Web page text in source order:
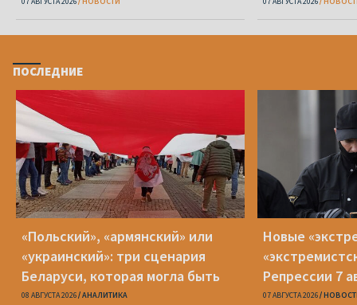
ПОСЛЕДНИЕ
«Польский», «армянский» или
«украинский»: три сценария
Беларуси, которая могла быть
08 АВГУСТА 2026 АНАЛИТИКА
Новые
Репрессии 7
07 АВГУСТА 2026